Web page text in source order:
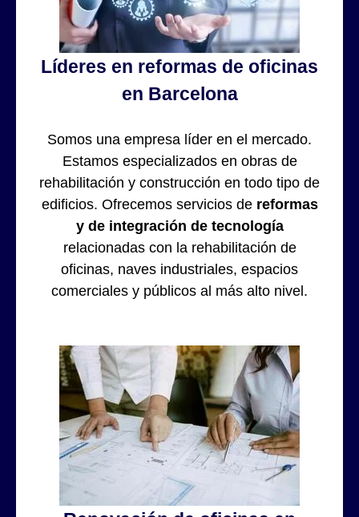
Líderes en reformas de oficinas
en Barcelona
Somos una empresa líder en el mercado.
Estamos especializados en obras de
rehabilitación y construcción en todo tipo de
edificios. Ofrecemos servicios de reformas
y de integración de tecnología
relacionadas con la rehabilitación de
oficinas, naves industriales, espacios
comerciales y públicos al más alto nivel.